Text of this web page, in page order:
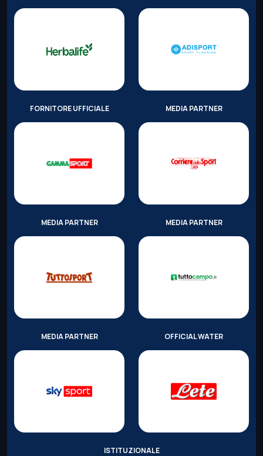
FORNITORE UFFICIALE MEDIA PARTNER
MEDIA PARTNER MEDIA PARTNER
MEDIA PARTNER OFFICIAL WATER
ISTITUZIONALE